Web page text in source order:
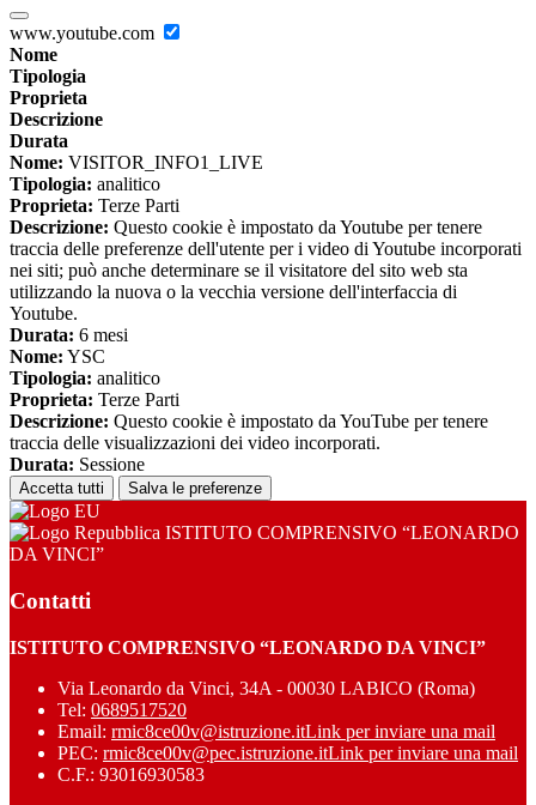
www.youtube.com
Nome
Tipologia
Proprieta
Descrizione
Durata
Nome: VISITOR_INFO1_LIVE
Tipologia: analitico
Proprieta: Terze Parti
Descrizione: Questo cookie è impostato da Youtube per tenere
traccia delle preferenze dell'utente per i video di Youtube incorporati
nei siti; può anche determinare se il visitatore del sito web sta
utilizzando la nuova o la vecchia versione dell'interfaccia di
Youtube.
Durata: 6 mesi
Nome: YSC
Tipologia: analitico
Proprieta: Terze Parti
Descrizione: Questo cookie è impostato da YouTube per tenere
traccia delle visualizzazioni dei video incorporati.
Durata: Sessione
Accetta tutti Salva le preferenze
ISTITUTO COMPRENSIVO “LEONARDO
DA VINCI”
Contatti
ISTITUTO COMPRENSIVO “LEONARDO DA VINCI”
Via Leonardo da Vinci, 34A - 00030 LABICO (Roma)
Tel: 0689517520
Email: rmic8ce00v@istruzione.itLink per inviare una mail
PEC: rmic8ce00v@pec.istruzione.itLink per inviare una mail
C.F.: 93016930583